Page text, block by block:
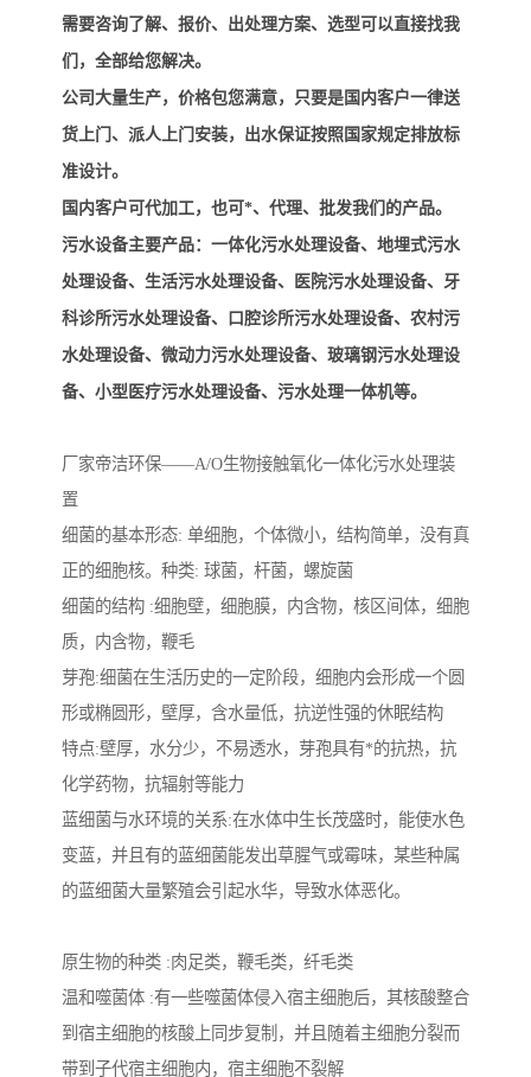
需要咨询了解、报价、出处理方案、选型可以直接找我
们，全部给您解决。
公司大量生产，价格包您满意，只要是国内客户一律送
货上门、派人上门安装，出水保证按照国家规定排放标
准设计。
国内客户可代加工，也可*、代理、批发我们的产品。
污水设备主要产品：一体化污水处理设备、地埋式污水
处理设备、生活污水处理设备、医院污水处理设备、牙
科诊所污水处理设备、口腔诊所污水处理设备、农村污
水处理设备、微动力污水处理设备、玻璃钢污水处理设
备、小型医疗污水处理设备、污水处理一体机等。
厂家帝洁环保——A/O生物接触氧化一体化污水处理装
置
细菌的基本形态: 单细胞，个体微小，结构简单，没有真
正的细胞核。种类: 球菌，杆菌，螺旋菌
细菌的结构 :细胞壁，细胞膜，内含物，核区间体，细胞
质，内含物，鞭毛
芽孢:细菌在生活历史的一定阶段，细胞内会形成一个圆
形或椭圆形，壁厚，含水量低，抗逆性强的休眠结构
特点:壁厚，水分少，不易透水，芽孢具有*的抗热，抗
化学药物，抗辐射等能力
蓝细菌与水环境的关系:在水体中生长茂盛时，能使水色
变蓝，并且有的蓝细菌能发出草腥气或霉味，某些种属
的蓝细菌大量繁殖会引起水华，导致水体恶化。
原生物的种类 :肉足类，鞭毛类，纤毛类
温和噬菌体 :有一些噬菌体侵入宿主细胞后，其核酸整合
到宿主细胞的核酸上同步复制，并且随着主细胞分裂而
带到子代宿主细胞内，宿主细胞不裂解
备设备
城乡生活污水处理设备设 MBR膜污水处理设备
印刷厂污水处理设备 二级生化污水处理设备
污水提升泵站 口腔科污水处理设备
A2O污水处理设备 乡村污水处理一体化设备
风景区生活污水处理一体
化设备
一体化污水处理设备
无动力一体化污水处理设 服务区一体化污水处理设
肉制品加工污水处理设备
金属配件洗涤污水处理设 小型一体化污水处理设备
微动力污水处理设备 集中式生活污水处理设备
备
污水处理一体化设备 气浮机设备
淀粉污水处理设备
净水设备反渗透 奶制品加工污水处理设备
喷漆污水处理设备 污水处理设备设备生产厂
家
屠宰场一体化污水处设备
生产厂家
餐厨垃圾污水处理设备
洗车污水处理设备 变电站污水处理设备
熟食厂污水处理设备 美容院一体化污水处理设